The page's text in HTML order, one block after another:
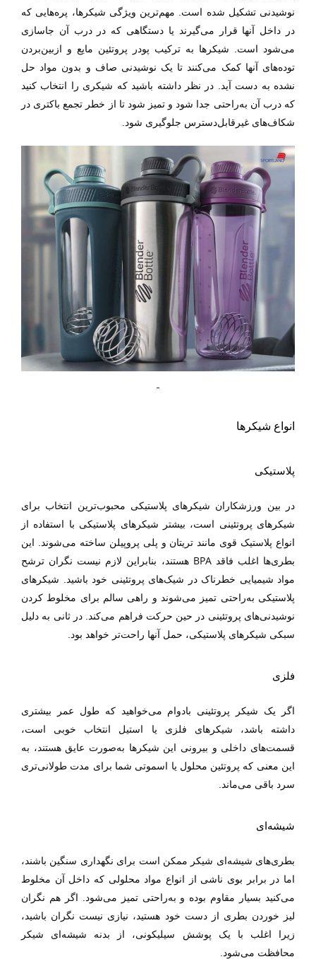
نوشیدنی تشکیل شده است. مهم‌ترین ویژگی شیکرها، پره‌هایی که
در داخل آنها قرار می‌گیرند یا دستگاهی که در درب آن جاسازی
می‌شود است. شیکرها به ترکیب پودر پروتئین مایع و ازبین‌بردن
توده‌های آنها کمک می‌کنند تا یک نوشیدنی صاف و بدون مواد حل
نشده‌ به دست آید. در نظر داشته باشید که شیکری را انتخاب کنید
که درب آن به‌راحتی جدا شود و تمیز شود تا از خطر تجمع باکتری در
شکاف‌های غیرقابل‌دسترس جلوگیری شود.
انواع شیکرها
پلاستیکی
در بین ورزشکاران شیکرهای پلاستیکی محبوب‌ترین انتخاب برای
شیکرهای پروتئینی است، بیشتر شیکرهای پلاستیکی با استفاده از
انواع پلاستیک قوی مانند تریتان و پلی پروپیلن ساخته می‌شوند. این
بطری‌ها اغلب فاقدBPA هستند، بنابراین لازم نیست نگران ترشح
مواد شیمیایی خطرناک در شیک‌های پروتئینی خود باشید. شیکرهای
پلاستیکی به‌راحتی تمیز می‌شوند و راهی سالم برای مخلوط کردن
نوشیدنی‌های پروتئینی در حین حرکت فراهم می‌کند. در ثانی به دلیل
سبکی شیکرهای پلاستیکی، حمل آنها راحت‌تر خواهد بود.
فلزی
اگر یک شیکر پروتئینی بادوام می‌خواهید که طول عمر بیشتری
داشته باشد، شیکرهای فلزی یا استیل انتخاب خوبی است،
قسمت‌های داخلی و بیرونی این شیکرها به‌صورت عایق هستند، به
این معنی که پروتئین محلول یا اسموتی شما برای مدت طولانی‌تری
سرد باقی می‌ماند.
شیشه‌ای
بطری‌های شیشه‌ای شیکر ممکن است برای نگهداری سنگین باشند،
اما در برابر بوی ناشی از انواع مواد محلولی که داخل آن مخلوط
می‌کنید بسیار مقاوم بوده و به‌راحتی تمیز می‌شود. اگر هم نگران
لیز خوردن بطری از دست خود هستید، نیازی نیست نگران باشید،
زیرا اغلب با یک پوشش سیلیکونی، از بدنه شیشه‌ای شیکر
محافظت می‌شود.